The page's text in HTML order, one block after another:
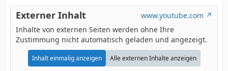
Externer Inhalt
www.youtube.com
Inhalte von externen Seiten werden ohne Ihre
Zustimmung nicht automatisch geladen und angezeigt.
Inhalt einmalig anzeigen Alle externen Inhalte anzeigen